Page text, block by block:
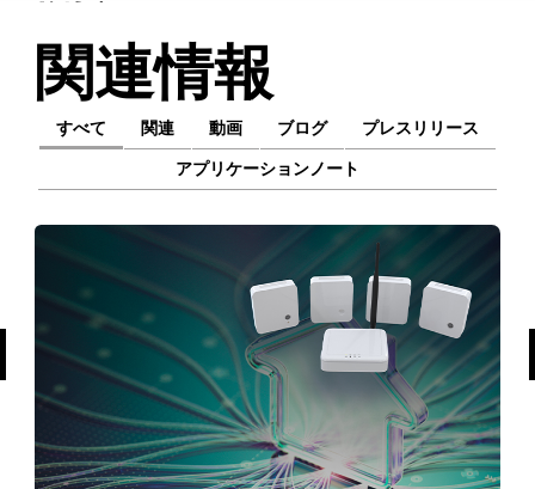
関連情報
すべて 関連 動画 ブログ
プレスリリース
アプリケーションノート